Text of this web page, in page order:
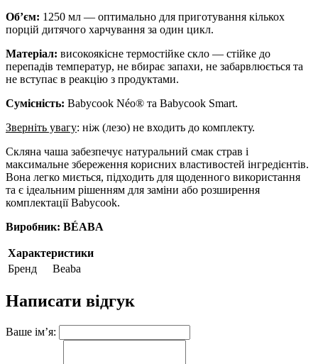
Обʼєм: 1250 мл — оптимально для приготування кількох
порцій дитячого харчування за один цикл.
Матеріал: високоякісне термостійке скло — стійке до
перепадів температур, не вбирає запахи, не забарвлюється та
не вступає в реакцію з продуктами.
Сумісність: Babycook Néo® та Babycook Smart.
Зверніть увагу: ніж (лезо) не входить до комплекту.
Скляна чаша забезпечує натуральний смак страв і
максимальне збереження корисних властивостей інгредієнтів.
Вона легко миється, підходить для щоденного використання
та є ідеальним рішенням для заміни або розширення
комплектації Babycook.
Виробник: BÉABA
Характеристики
Бренд
Beaba
Написати відгук
Ваше ім’я: